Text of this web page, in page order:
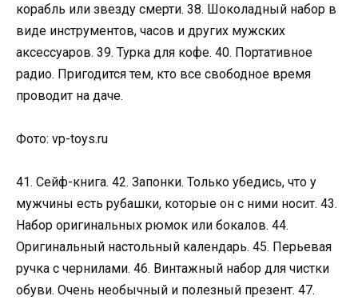
корабль или звезду смерти. 38. Шоколадный набор в
виде инструментов, часов и других мужских
аксессуаров. 39. Турка для кофе. 40. Портативное
радио. Пригодится тем, кто все свободное время
проводит на даче.
Фото: vp-toys.ru
41. Сейф-книга. 42. Запонки. Только убедись, что у
мужчины есть рубашки, которые он с ними носит. 43.
Набор оригинальных рюмок или бокалов. 44.
Оригинальный настольный календарь. 45. Перьевая
ручка с чернилами. 46. Винтажный набор для чистки
обуви. Очень необычный и полезный презент. 47.